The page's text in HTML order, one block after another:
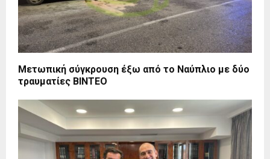
Μετωπική σύγκρουση έξω από το Ναύπλιο με δύο
τραυματίες ΒΙΝΤΕΟ